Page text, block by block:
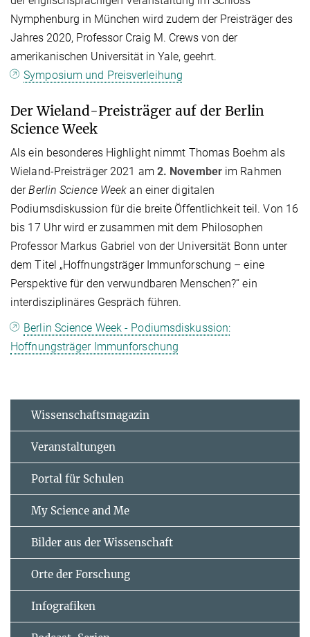
Nymphenburg in München wird zudem der Preisträger des
Jahres 2020, Professor Craig M. Crews von der
amerikanischen Universität in Yale, geehrt.
Symposium und Preisverleihung
Der Wieland-Preisträger auf der Berlin
Science Week
Als ein besonderes Highlight nimmt Thomas Boehm als
Wieland-Preisträger 2021 am 2. Novemberim Rahmen
derBerlin Science Week an einer digitalen
Podiumsdiskussion für die breite Öffentlichkeit teil. Von 16
bis 17 Uhr wird er zusammen mit dem Philosophen
Professor Markus Gabriel von der Universität Bonn unter
dem Titel „Hoffnungsträger Immunforschung – eine
Perspektive für den verwundbaren Menschen?“ ein
interdisziplinäres Gespräch führen.
Berlin Science Week - Podiumsdiskussion:
Hoffnungsträger Immunforschung
Wissenschaftsmagazin
Veranstaltungen
Portal für Schulen
My Science and Me
Bilder aus der Wissenschaft
Orte der Forschung
Infografiken